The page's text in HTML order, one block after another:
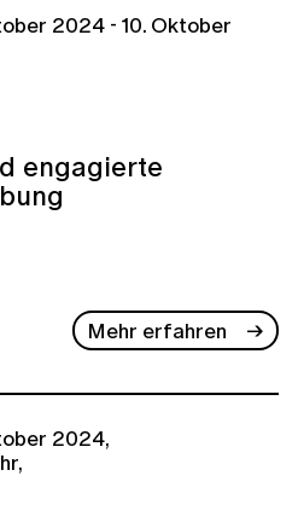
2024 - 10. Oktober
engagierte
Mehr erfahren
2024,